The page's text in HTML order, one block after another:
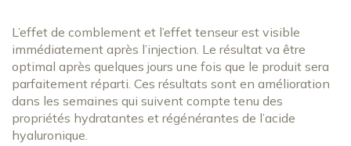
L’effet de comblement et l’effet tenseur est visible
immédiatement après l’injection. Le résultat va être
optimal après quelques jours une fois que le produit sera
parfaitement réparti. Ces résultats sont en amélioration
dans les semaines qui suivent compte tenu des
propriétés hydratantes et régénérantes de l’acide
hyaluronique.